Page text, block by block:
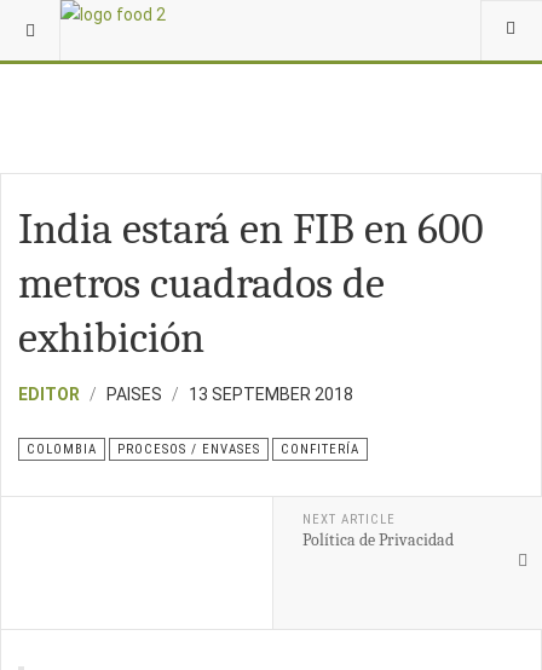
India estará en FIB en 600
metros cuadrados de
exhibición
EDITOR PAISES 13 SEPTEMBER 2018
COLOMBIA PROCESOS / ENVASES CONFITERÍA
NEXT ARTICLE
Política de Privacidad